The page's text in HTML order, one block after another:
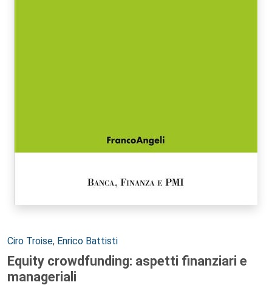
Autori:
Ciro Troise, Enrico Battisti
Equity crowdfunding: aspetti finanziari e
manageriali